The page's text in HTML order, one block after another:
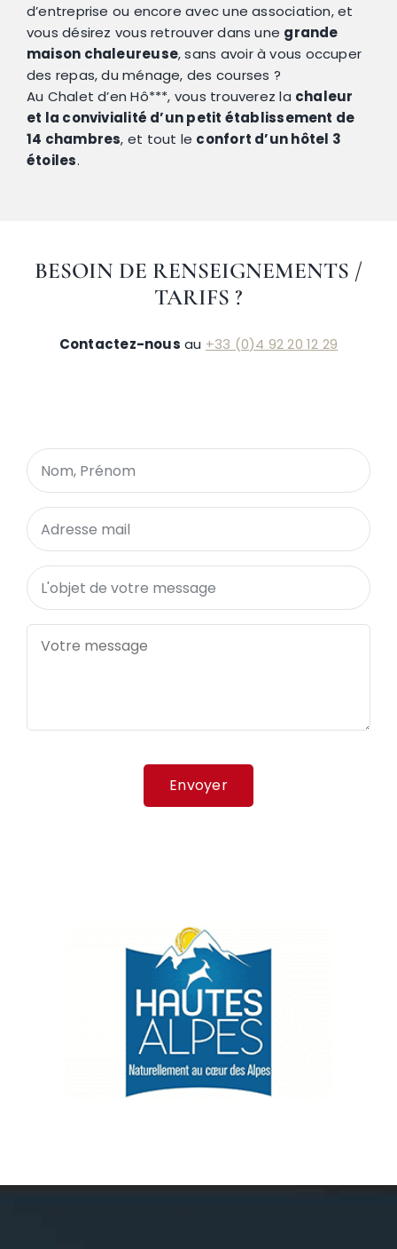
d’entreprise ou encore avec une association, et
vous désirez vous retrouver dans une grande
maison chaleureuse, sans avoir à vous occuper
des repas, du ménage, des courses ?
Au Chalet d’en Hô***, vous trouverez la chaleur
et la convivialité d’un petit établissement de
14 chambres, et tout le confort d’un hôtel 3
étoiles.
BESOIN DE RENSEIGNEMENTS /
TARIFS ?
Contactez-nous au +33 (0)4 92 20 12 29
Envoyer